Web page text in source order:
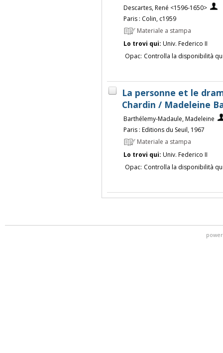
Descartes, René <1596-1650>
Paris : Colin, c1959
Materiale a stampa
Lo trovi qui: Univ. Federico II
Opac: Controlla la disponibilità
La personne et le
Chardin / Madeleine
Barthélemy-Madaule, Madeleine
Paris : Editions du Seuil, 1967
Materiale a stampa
Lo trovi qui: Univ. Federico II
Opac: Controlla la disponibilità